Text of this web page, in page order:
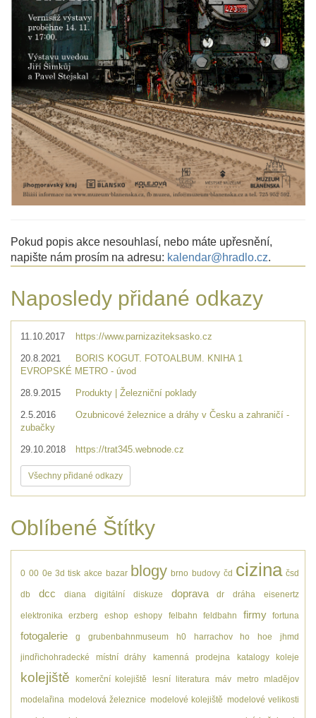
Pokud popis akce nesouhlasí, nebo máte upřesnění,
napište nám prosím na adresu: kalendar@hradlo.cz.
Naposledy přidané odkazy
11.10.2017 https://www.parnizaziteksasko.cz
20.8.2021
BORIS KOGUT. FOTOALBUM. KNIHA 1
EVROPSKÉ METRO - úvod
28.9.2015 Produkty | Železniční poklady
2.5.2016
Ozubnicové železnice a dráhy v Česku a zahraničí -
zubačky
29.10.2018 https://trat345.webnode.cz
Všechny přidané odkazy
Oblíbené Štítky
0 00 0e 3d tisk akce bazar blogy brno budovy čd cizina čsd
db dcc diana digitální diskuze doprava dr dráha eisenertz
elektronika erzberg eshop eshopy felbahn feldbahn firmy fortuna
fotogalerie g grubenbahnmuseum h0 harrachov ho hoe jhmd
jindřichohradecké místní dráhy kamenná prodejna katalogy koleje
kolejiště komerční kolejiště lesní literatura máv metro mladějov
modelařina modelová železnice modelové kolejiště modelové velikosti